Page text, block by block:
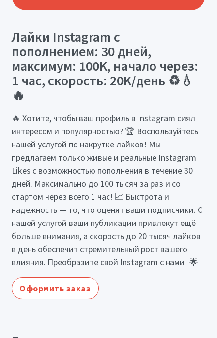
Лайки Instagram с
пополнением: 30 дней,
максимум: 100K, начало через:
1 час, скорость: 20K/день ♻️💧
🔥
🔥 Хотите, чтобы ваш профиль в Instagram сиял
интересом и популярностью? 🏆 Воспользуйтесь
нашей услугой по накрутке лайков! Мы
предлагаем только живые и реальные Instagram
Likes с возможностью пополнения в течение 30
дней. Максимально до 100 тысяч за раз и со
стартом через всего 1 час! 📈 Быстрота и
надежность — то, что оценят ваши подписчики. С
нашей услугой ваши публикации привлекут ещё
больше внимания, а скорость до 20 тысяч лайков
в день обеспечит стремительный рост вашего
влияния. Преобразите свой Instagram с нами! 🌟
Оформить заказ